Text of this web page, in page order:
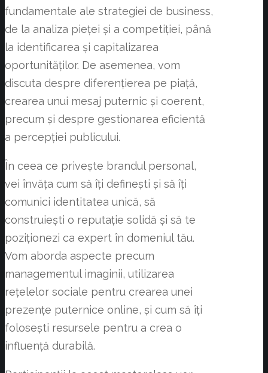
fundamentale ale strategiei de business,
de la analiza pieței și a competiției, până
la identificarea și capitalizarea
oportunităților. De asemenea, vom
discuta despre diferențierea pe piață,
crearea unui mesaj puternic și coerent,
precum și despre gestionarea eficientă
a percepției publicului.
În ceea ce privește brandul personal,
vei învăța cum să îți definești și să îți
comunici identitatea unică, să
construiești o reputație solidă și să te
poziționezi ca expert în domeniul tău.
Vom aborda aspecte precum
managementul imaginii, utilizarea
rețelelor sociale pentru crearea unei
prezențe puternice online, și cum să îți
folosești resursele pentru a crea o
influență durabilă.